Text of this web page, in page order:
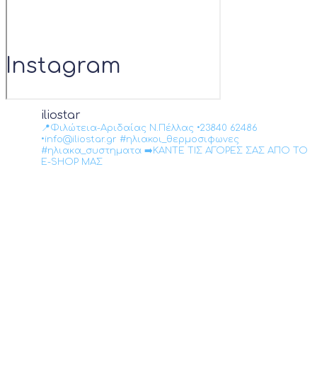
Instagram
iliostar
📍Φιλώτεια-Αριδαίας Ν.Πέλλας •23840 62486
•info@iliostar.gr #ηλιακοι_θερμοσιφωνες
#ηλιακα_συστηματα ➡️ΚΑΝΤΕ ΤΙΣ ΑΓΟΡΕΣ ΣΑΣ ΑΠΟ ΤΟ
E-SHOP ΜΑΣ